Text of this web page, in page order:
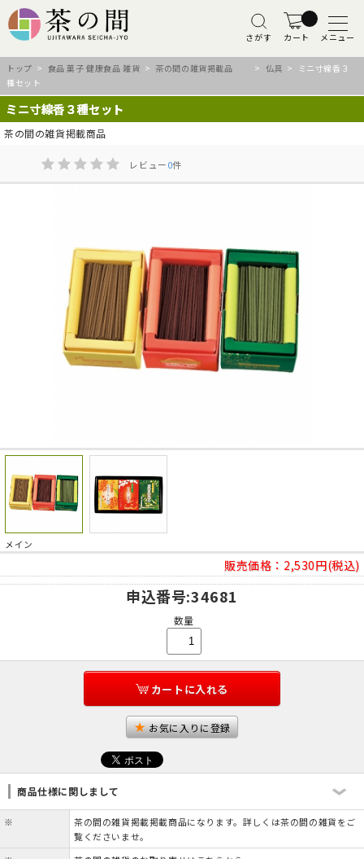
さがす カート メニュー
トップ > 食品 菓子 健康食品 雑貨 > 茶の間の雑貨掲載品 > 仏具 > ミニ寸線香３
種セット
ミニ寸線香３種セット
茶の間の雑貨掲載商品
レビュー0件
メイン
販売価格： 2,530円(税込)
申込番号:34681
数量
カートに入れる
お気に入りに登録
商品仕様に関しまして
※
茶の間の雑貨掲載掲載商品になります。詳しくは茶の間の雑貨をご
覧くださいませ。